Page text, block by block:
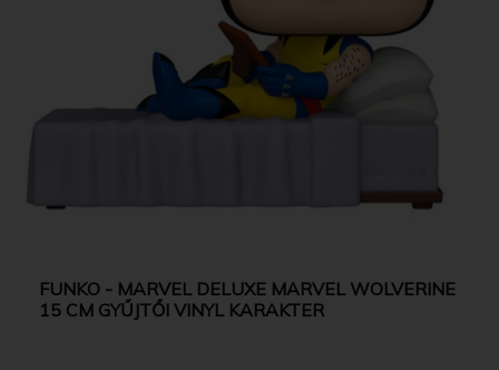
FUNKO - MARVEL DELUXE MARVEL WOLVERINE
15 CM GYŰJTŐI VINYL KARAKTER